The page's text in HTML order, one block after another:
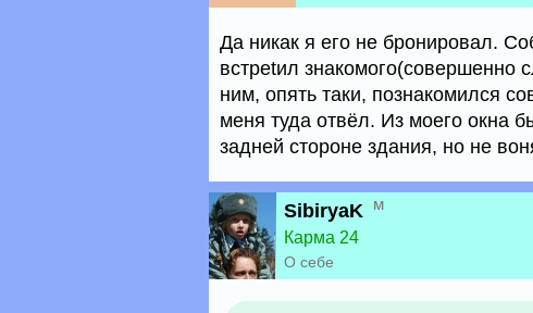
Да никак я его не бронировал.
встреtил знакомого(совершенно
ним, опять таки, познакомился
меня туда отвёл. Из моего окна
задней стороне здания, но не
SibiryaK м
Карма 24
О себе